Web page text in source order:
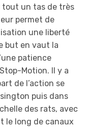
tout un tas de très
permet de
une liberté
but en vaut la
patience
Motion. Il y a
de l’action se
puis dans
des rats, avec
le long de canaux